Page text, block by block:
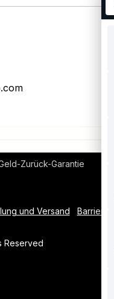
Zurück-Garantie
und Versand
Reserved